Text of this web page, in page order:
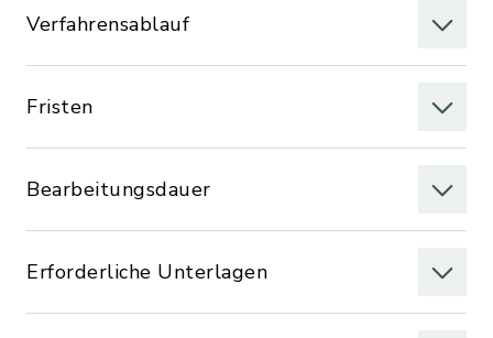
Verfahrensablauf
Fristen
Bearbeitungsdauer
Erforderliche Unterlagen